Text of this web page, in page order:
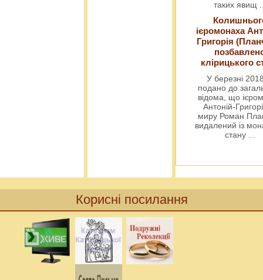
таких явищ
ієромонаха
Григорія
клірицького
У березні
подано до
відома, що
Антоній-
миру Роман
видалений із
стану ...
Корисні посилання